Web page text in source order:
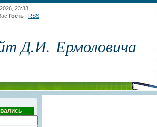
23:33
Гость | RSS
Д.И. Ермоловича